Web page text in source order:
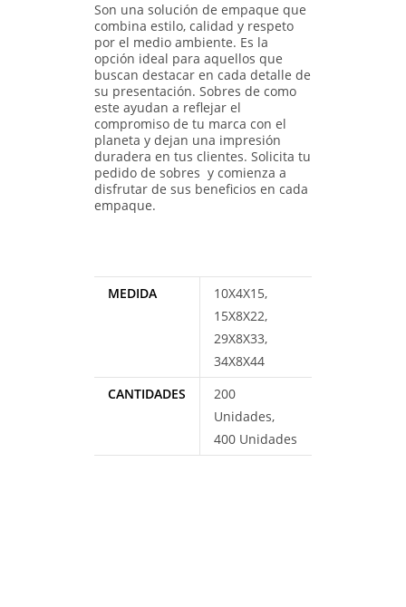
Son una solución de empaque que
combina estilo, calidad y respeto
por el medio ambiente. Es la
opción ideal para aquellos que
buscan destacar en cada detalle de
su presentación. Sobres de como
este ayudan a reflejar el
compromiso de tu marca con el
planeta y dejan una impresión
duradera en tus clientes. Solicita tu
pedido de sobres y comienza a
disfrutar de sus beneficios en cada
empaque.
MEDIDA
10X4X15,
15X8X22,
29X8X33,
34X8X44
CANTIDADES
200
Unidades,
400 Unidades